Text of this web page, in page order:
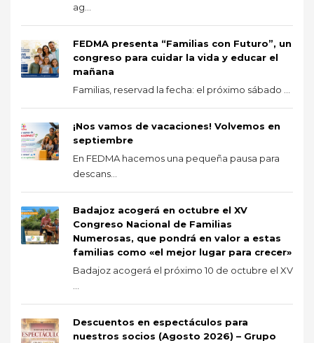
ag...
FEDMA presenta “Familias con Futuro”, un
congreso para cuidar la vida y educar el
mañana
Familias, reservad la fecha: el próximo sábado ...
¡Nos vamos de vacaciones! Volvemos en
septiembre
En FEDMA hacemos una pequeña pausa para
descans...
Badajoz acogerá en octubre el XV
Congreso Nacional de Familias
Numerosas, que pondrá en valor a estas
familias como «el mejor lugar para crecer»
Badajoz acogerá el próximo 10 de octubre el XV
Descuentos en espectáculos para
nuestros socios (Agosto 2026) – Grupo